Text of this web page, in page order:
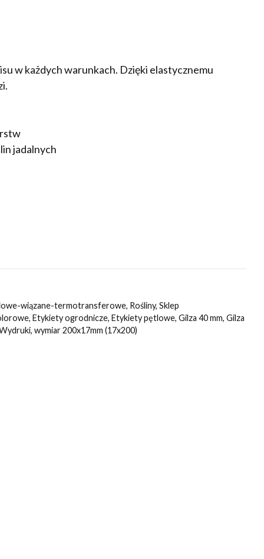
w każdych warunkach. Dzięki elastycznemu
jadalnych
wiązane-termotransferowe, Rośliny, Sklep
, Etykiety ogrodnicze, Etykiety pętlowe, Gilza 40 mm, Gilza
, wymiar 200x17mm (17x200)